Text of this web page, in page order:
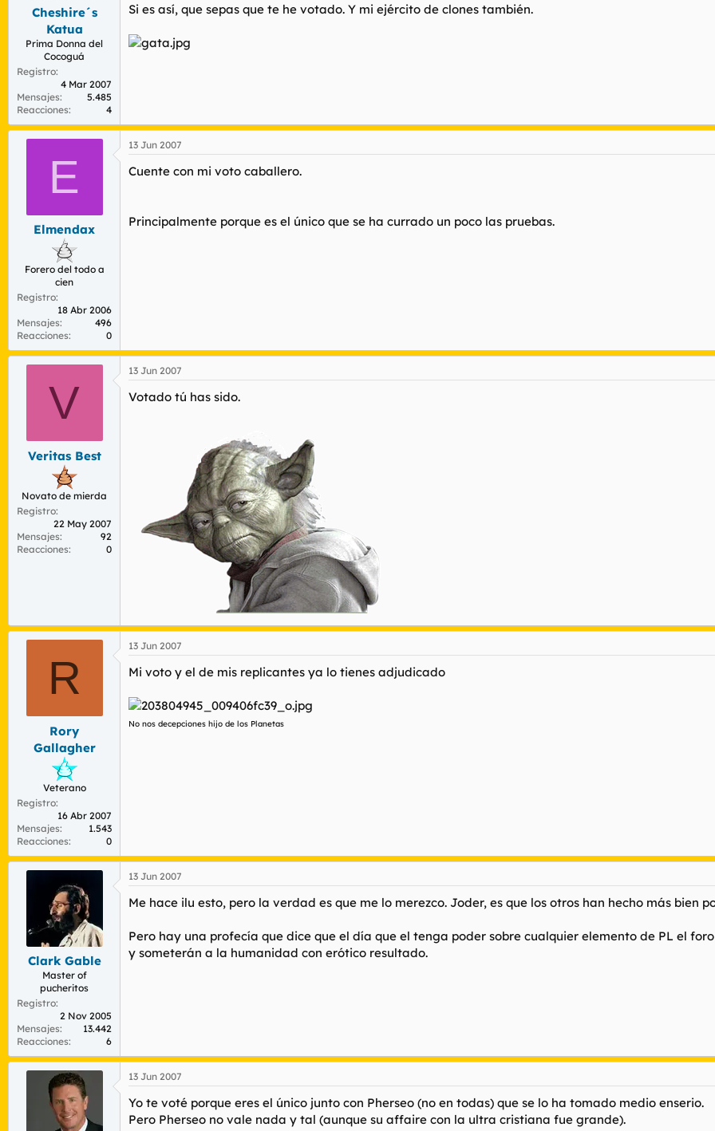
Cheshire´s
Katua
Prima Donna del
Cocoguá
Registro
4 Mar 2007
Mensajes
5.485
Reacciones
4
Si es así, que sepas que te he votado. Y mi ejército de clones también.
E
Elmendax
Forero del todo a
cien
Registro
18 Abr 2006
Mensajes
496
Reacciones
0
13 Jun 2007
Cuente con mi voto caballero.
Principalmente porque es el único que se ha currado un poco las pruebas.
V
Veritas Best
Novato de mierda
Registro
22 May 2007
Mensajes
92
Reacciones
0
13 Jun 2007
Votado tú has sido.
R
Rory
Gallagher
Veterano
Registro
16 Abr 2007
Mensajes
1.543
Reacciones
0
13 Jun 2007
Mi voto y el de mis replicantes ya lo tienes adjudicado
No nos decepciones hijo de los Planetas
Clark Gable
Master of
pucheritos
Registro
2 Nov 2005
Mensajes
13.442
Reacciones
6
13 Jun 2007
Me hace ilu esto, pero la verdad es que me lo merezco. Joder, es que los otros han hecho más bien
Pero hay una profecía que dice que el día que el tenga poder sobre cualquier elemento de PL el
y someterán a la humanidad con erótico resultado.
13 Jun 2007
Yo te voté porque eres el único junto con Pherseo (no en todas) que se lo ha tomado medio enserio.
Pero Pherseo no vale nada y tal (aunque su affaire con la ultra cristiana fue grande).